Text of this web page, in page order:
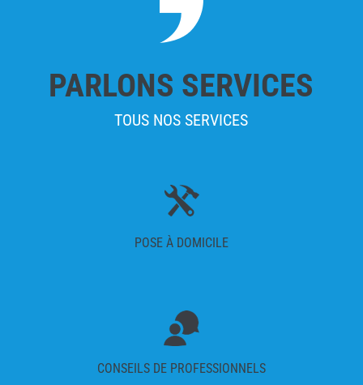
PARLONS SERVICES
TOUS NOS SERVICES
POSE À DOMICILE
CONSEILS DE PROFESSIONNELS